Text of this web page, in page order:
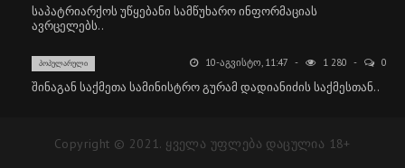
საპატრიარქოს უწყებანი სამწუხარო ინფორმაციას
ავრცელებს..
ᲞᲝᲞᲣᲚᲐᲠᲣᲚᲘ 10-ᲐᲒᲕᲘᲡᲢᲝ, 11:47 1 280 0
შინაგან საქმეთა სამინისტრო გურამ დადიანიძის საქმესთან..
Copyright © 2021. ყველა უფლება დაცულია 18+